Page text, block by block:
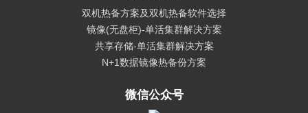
双机热备方案及双机热备软件选择
镜像(无盘柜)-单活集群解决方案
共享存储-单活集群解决方案
N+1数据镜像热备份方案
微信公众号